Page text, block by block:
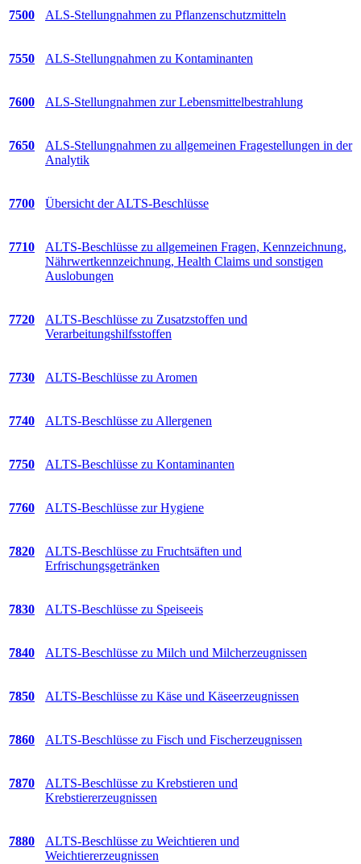
7500 ALS-Stellungnahmen zu Pflanzenschutzmitteln
7550 ALS-Stellungnahmen zu Kontaminanten
7600 ALS-Stellungnahmen zur Lebensmittelbestrahlung
7650
ALS-Stellungnahmen zu allgemeinen Fragestellungen in der
Analytik
7700 Übersicht der ALTS-Beschlüsse
7710
ALTS-Beschlüsse zu allgemeinen Fragen, Kennzeichnung,
Nährwertkennzeichnung, Health Claims und sonstigen
Auslobungen
7720
ALTS-Beschlüsse zu Zusatzstoffen und
Verarbeitungshilfsstoffen
7730 ALTS-Beschlüsse zu Aromen
7740 ALTS-Beschlüsse zu Allergenen
7750 ALTS-Beschlüsse zu Kontaminanten
7760 ALTS-Beschlüsse zur Hygiene
7820
ALTS-Beschlüsse zu Fruchtsäften und
Erfrischungsgetränken
7830 ALTS-Beschlüsse zu Speiseeis
7840 ALTS-Beschlüsse zu Milch und Milcherzeugnissen
7850 ALTS-Beschlüsse zu Käse und Käseerzeugnissen
7860 ALTS-Beschlüsse zu Fisch und Fischerzeugnissen
7870
ALTS-Beschlüsse zu Krebstieren und
Krebstiererzeugnissen
7880
ALTS-Beschlüsse zu Weichtieren und
Weichtiererzeugnissen